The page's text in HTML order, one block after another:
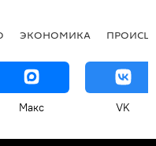
ЭКОНОМИКА
Макс VK